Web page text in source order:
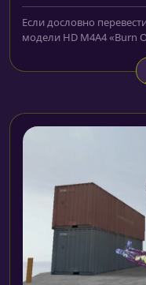
Если дословно
модели HD M4A4 «Burn